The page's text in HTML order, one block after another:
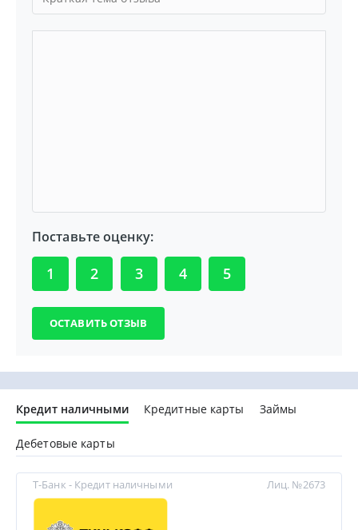
Поставьте оценку:
1 2 3 4 5
Кредит наличными Кредитные карты Займы
Дебетовые карты
Т-Банк - Кредит наличными Лиц. №2673